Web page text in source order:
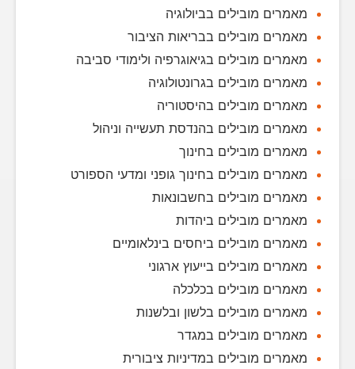
מאמרים מובילים בביולוגיה
מאמרים מובילים בבריאות הציבור
מאמרים מובילים בגיאוגרפיה ולימודי סביבה
מאמרים מובילים בגרונטולוגיה
מאמרים מובילים בהיסטוריה
מאמרים מובילים בהנדסת תעשייה וניהול
מאמרים מובילים בחינוך
מאמרים מובילים בחינוך גופני ומדעי הספורט
מאמרים מובילים בחשבונאות
מאמרים מובילים ביהדות
מאמרים מובילים ביחסים בינלאומיים
מאמרים מובילים בייעוץ ארגוני
מאמרים מובילים בכלכלה
מאמרים מובילים בלשון ובלשנות
מאמרים מובילים במגדר
מאמרים מובילים במדיניות ציבורית